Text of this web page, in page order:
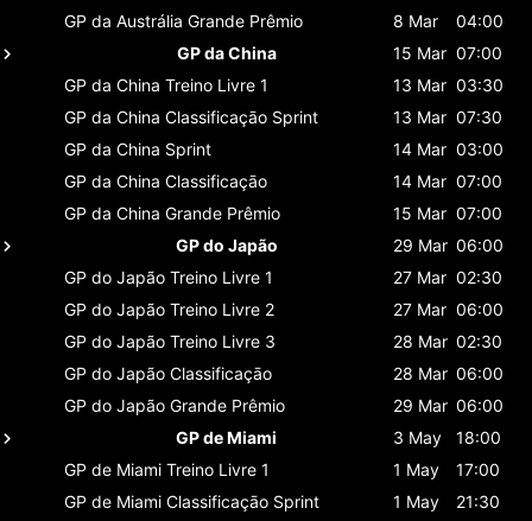
GP da Austrália Grande Prêmio 8 Mar
04:00
GP da China
15 Mar 07:00
GP da China Treino Livre 1 13 Mar 03:30
GP da China Classificaçāo Sprint 13 Mar 07:30
GP da China Sprint 14 Mar 03:00
GP da China Classificaçāo 14 Mar 07:00
GP da China Grande Prêmio 15 Mar 07:00
GP do Japão
29 Mar 06:00
GP do Japão Treino Livre 1 27 Mar 02:30
GP do Japão Treino Livre 2 27 Mar 06:00
GP do Japão Treino Livre 3 28 Mar 02:30
GP do Japão Classificaçāo 28 Mar 06:00
GP do Japão Grande Prêmio 29 Mar 06:00
GP de Miami
3 May
18:00
GP de Miami Treino Livre 1 1 May
17:00
GP de Miami Classificaçāo Sprint 1 May
21:30